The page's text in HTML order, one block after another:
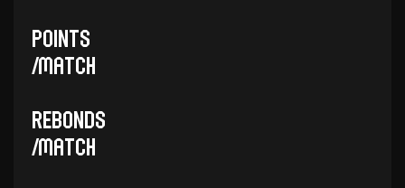
Points
/Match
Rebonds
/Match